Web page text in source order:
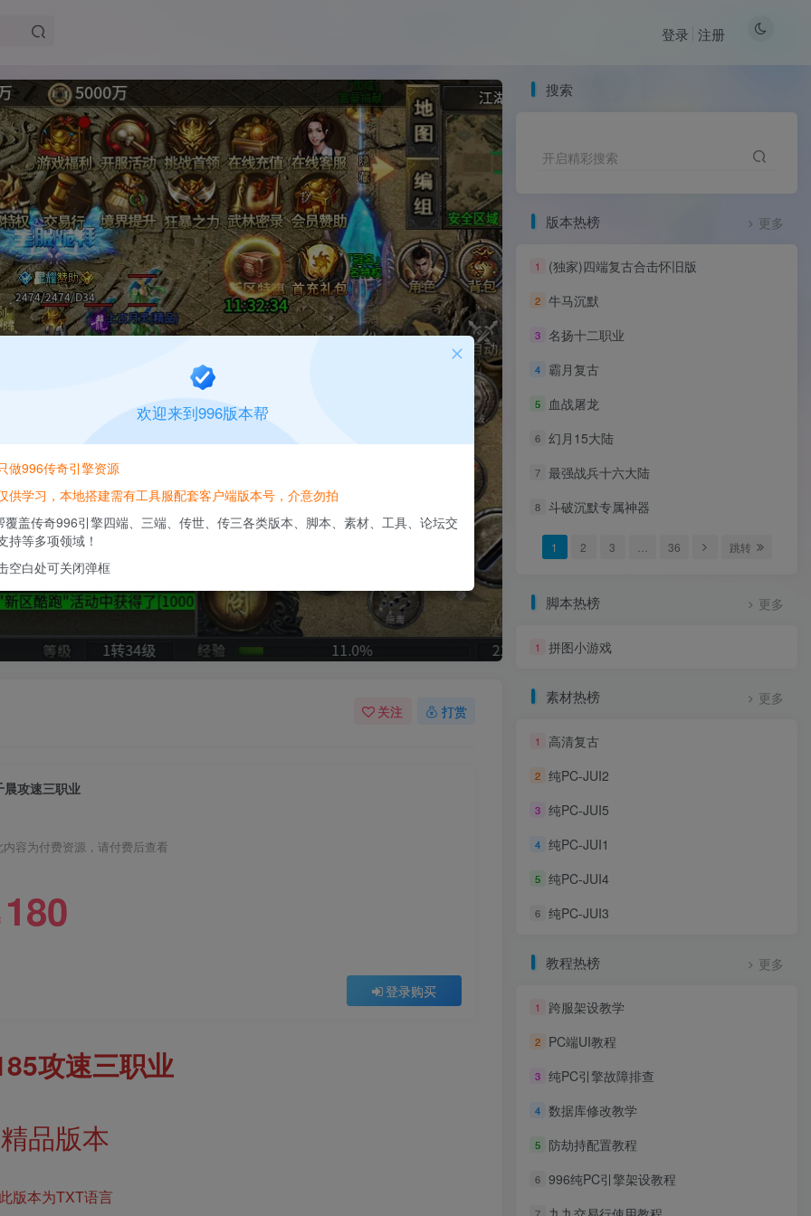
登录 注册
关注 打赏
晨攻速三职业
内容为付费资源，请付费后查看
180
登录购买
攻速三职业
精品版本
版本为TXT语言
搜索
开启精彩搜索
版本热榜 更多
1 (独家)四端复古合击怀旧版
2 牛马沉默
3 名扬十二职业
4 霸月复古
5 血战屠龙
6 幻月15大陆
7 最强战兵十六大陆
8 斗破沉默专属神器
1 2 3 36 跳转
脚本热榜 更多
1 拼图小游戏
素材热榜 更多
1 高清复古
2 纯PC-JUI2
3 纯PC-JUI5
4 纯PC-JUI1
5 纯PC-JUI4
6 纯PC-JUI3
教程热榜 更多
1 跨服架设教学
2 PC端UI教程
3 纯PC引擎故障排查
4 数据库修改教学
5 防劫持配置教程
6 996纯PC引擎架设教程
7
欢迎来到996版本帮
做996传奇引擎资源
供学习，本地搭建需有工具服配套客户端版本号，介意勿拍
覆盖传奇996引擎四端、三端、传世、传三各类版本、脚本、素材、工具、论坛交
持等多项领域！
空白处可关闭弹框